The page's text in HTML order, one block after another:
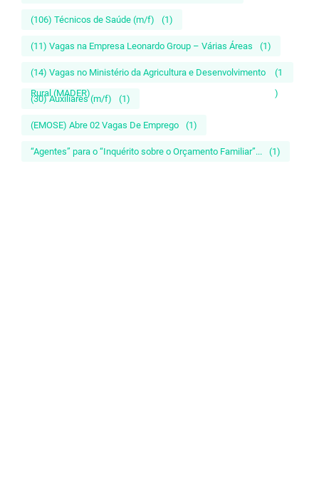
(106) Técnicos de Saúde (m/f) (1)
(11) Vagas na Empresa Leonardo Group – Várias Áreas (1)
(14) Vagas no Ministério da Agricultura e Desenvolvimento
Rural (MADER)
(1
)
(30) Auxiliares (m/f) (1)
(EMOSE) Abre 02 Vagas De Emprego (1)
“Agentes” para o “Inquérito sobre o Orçamento Familiar”... (1)